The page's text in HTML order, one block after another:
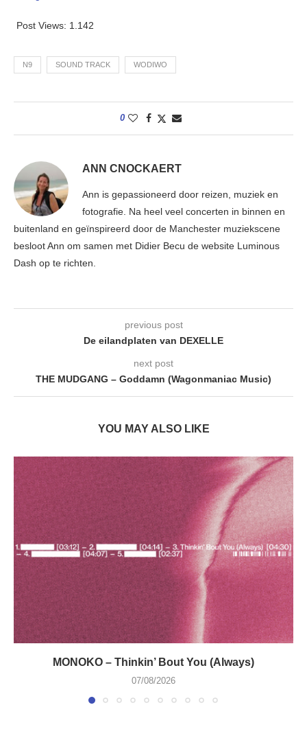
Post Views: 1.142
N9 SOUND TRACK WODIWO
0
ANN CNOCKAERT
Ann is gepassioneerd door reizen, muziek en
fotografie. Na heel veel concerten in binnen en
buitenland en geïnspireerd door de Manchester muziekscene
besloot Ann om samen met Didier Becu de website Luminous
Dash op te richten.
previous post
De eilandplaten van DEXELLE
next post
THE MUDGANG – Goddamn (Wagonmaniac Music)
YOU MAY ALSO LIKE
MONOKO – Thinkin’ Bout You (Always)
07/08/2026